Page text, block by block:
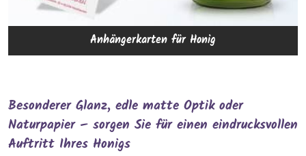
Anhängerkarten für Honig
Besonderer Glanz, edle matte Optik oder
Naturpapier – sorgen Sie für einen eindrucksvollen
Auftritt Ihres Honigs